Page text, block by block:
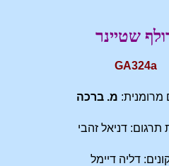
שטיינר
GA324a
מרומנית: מ. ברכה
תרגום: דניאל זהבי
דליה דיימל